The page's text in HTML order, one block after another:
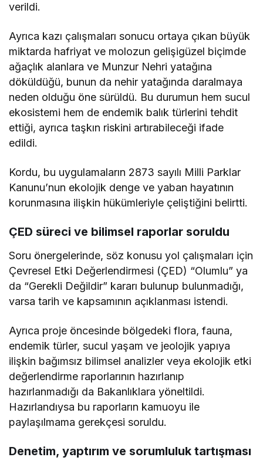
verildi.
Ayrıca kazı çalışmaları sonucu ortaya çıkan büyük
miktarda hafriyat ve molozun gelişigüzel biçimde
ağaçlık alanlara ve Munzur Nehri yatağına
döküldüğü, bunun da nehir yatağında daralmaya
neden olduğu öne sürüldü. Bu durumun hem sucul
ekosistemi hem de endemik balık türlerini tehdit
ettiği, ayrıca taşkın riskini artırabileceği ifade
edildi.
Kordu, bu uygulamaların 2873 sayılı Milli Parklar
Kanunu’nun ekolojik denge ve yaban hayatının
korunmasına ilişkin hükümleriyle çeliştiğini belirtti.
ÇED süreci ve bilimsel raporlar soruldu
Soru önergelerinde, söz konusu yol çalışmaları için
Çevresel Etki Değerlendirmesi (ÇED) “Olumlu” ya
da “Gerekli Değildir” kararı bulunup bulunmadığı,
varsa tarih ve kapsamının açıklanması istendi.
Ayrıca proje öncesinde bölgedeki flora, fauna,
endemik türler, sucul yaşam ve jeolojik yapıya
ilişkin bağımsız bilimsel analizler veya ekolojik etki
değerlendirme raporlarının hazırlanıp
hazırlanmadığı da Bakanlıklara yöneltildi.
Hazırlandıysa bu raporların kamuoyu ile
paylaşılmama gerekçesi soruldu.
Denetim, yaptırım ve sorumluluk tartışması